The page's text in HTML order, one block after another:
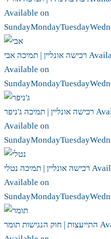
Available on
SundayMondayTuesday
רכישה אונליין | תמיכה
Available on
SundayMondayTuesday
רכישה אונליין | תמיכה
Available on
SundayMondayTuesday
רכישה אונליין | תמיכה
Available on
SundayMondayTuesday
התייעצות | חוק הנגישות